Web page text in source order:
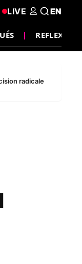
REFLEXION
LIVE EN
radicale